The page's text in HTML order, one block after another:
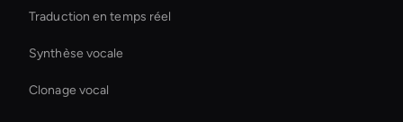
Traduction en temps réel
Synthèse vocale
Clonage vocal